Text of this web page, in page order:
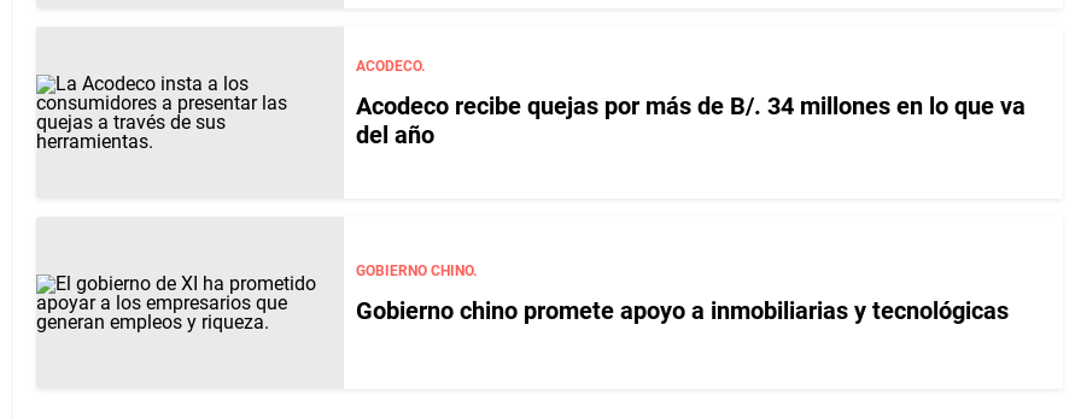
ACODECO.
Acodeco recibe quejas por más de B/. 34 millones en lo que va
del año
GOBIERNO CHINO.
Gobierno chino promete apoyo a inmobiliarias y tecnológicas